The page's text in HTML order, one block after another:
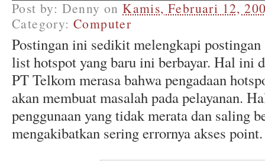
Post by: Denny onKamis, Februari 12,
Category:Computer
Postingan ini sedikit melengkapi postingan
list hotspot yang baru ini berbayar. Hal ini
PT Telkom merasa bahwa pengadaan
akan membuat masalah pada pelayanan.
penggunaan yang tidak merata dan saling
mengakibatkan sering errornya akses point.